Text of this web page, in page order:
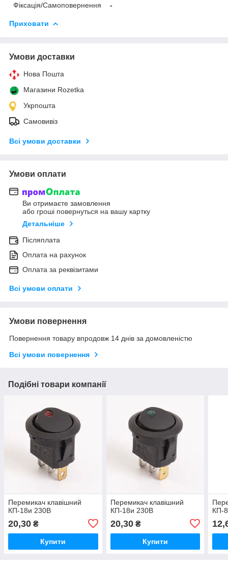
Фіксація/Самоповернення
-
Приховати
Умови доставки
Нова Пошта
Магазини Rozetka
Укрпошта
Самовивіз
Всі умови доставки
Умови оплати
Ви отримаєте замовлення
або гроші повернуться на вашу картку
Детальніше
Післяплата
Оплата на рахунок
Оплата за реквізитами
Всі умови оплати
Умови повернення
Повернення товару впродовж 14 днів за домовленістю
Всі умови повернення
Подібні товари компанії
Перемикач клавішний
КП-18и 230В
20,30 ₴
Купити
Перемикач клавішний
КП-18и 230В
20,30₴
Купити
КП-